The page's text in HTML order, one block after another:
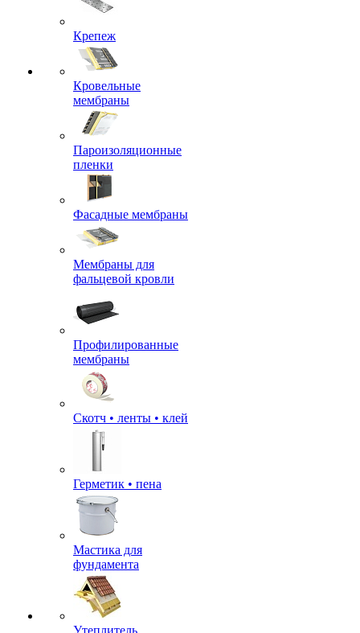
Крепеж
Кровельные
мембраны
Пароизоляционные
пленки
Фасадные мембраны
Мембраны для
фальцевой кровли
Профилированные
мембраны
Скотч • ленты • клей
Герметик • пена
Мастика для
фундамента
Утеплитель